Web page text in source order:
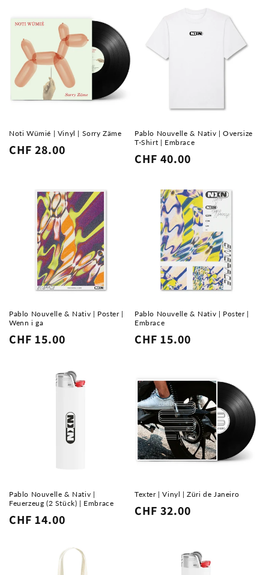
Noti Wümié | Vinyl | Sorry Zäme
Normaler
CHF 28.00
Pablo Nouvelle & Nativ | Oversize
T-Shirt | Embrace
Normaler
CHF 40.00
Pablo Nouvelle & Nativ | Poster |
Wenn i ga
Normaler
CHF 15.00
Pablo Nouvelle & Nativ | Poster |
Embrace
Normaler
CHF 15.00
Pablo Nouvelle & Nativ |
Feuerzeug (2 Stück) | Embrace
Normaler
CHF 14.00
Texter | Vinyl | Züri de Janeiro
Normaler
CHF 32.00